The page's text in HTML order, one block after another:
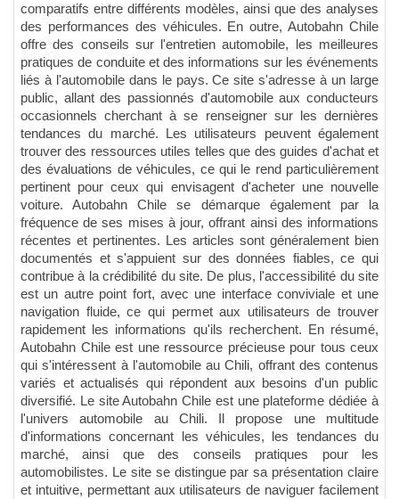
comparatifs entre différents modèles, ainsi que des analyses
des performances des véhicules. En outre, Autobahn Chile
offre des conseils sur l'entretien automobile, les meilleures
pratiques de conduite et des informations sur les événements
liés à l'automobile dans le pays. Ce site s'adresse à un large
public, allant des passionnés d'automobile aux conducteurs
occasionnels cherchant à se renseigner sur les dernières
tendances du marché. Les utilisateurs peuvent également
trouver des ressources utiles telles que des guides d'achat et
des évaluations de véhicules, ce qui le rend particulièrement
pertinent pour ceux qui envisagent d'acheter une nouvelle
voiture. Autobahn Chile se démarque également par la
fréquence de ses mises à jour, offrant ainsi des informations
récentes et pertinentes. Les articles sont généralement bien
documentés et s'appuient sur des données fiables, ce qui
contribue à la crédibilité du site. De plus, l'accessibilité du site
est un autre point fort, avec une interface conviviale et une
navigation fluide, ce qui permet aux utilisateurs de trouver
rapidement les informations qu'ils recherchent. En résumé,
Autobahn Chile est une ressource précieuse pour tous ceux
qui s'intéressent à l'automobile au Chili, offrant des contenus
variés et actualisés qui répondent aux besoins d'un public
diversifié. Le site Autobahn Chile est une plateforme dédiée à
l'univers automobile au Chili. Il propose une multitude
d'informations concernant les véhicules, les tendances du
marché, ainsi que des conseils pratiques pour les
automobilistes. Le site se distingue par sa présentation claire
et intuitive, permettant aux utilisateurs de naviguer facilement